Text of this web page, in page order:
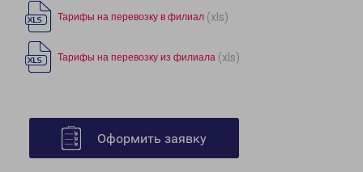
Тарифы на перевозку в филиал (xls)
Тарифы на перевозку из филиала (xls)
Оформить заявку